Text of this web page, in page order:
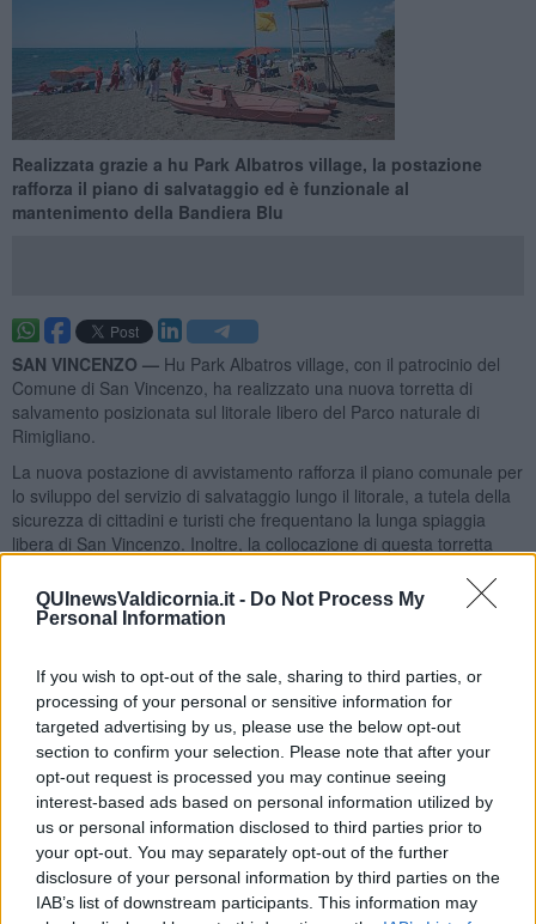
QUInewsValdicornia.it - Do Not Process My
Personal Information
If you wish to opt-out of the sale, sharing to third parties, or
processing of your personal or sensitive information for
targeted advertising by us, please use the below opt-out
section to confirm your selection. Please note that after your
opt-out request is processed you may continue seeing
interest-based ads based on personal information utilized by
us or personal information disclosed to third parties prior to
your opt-out. You may separately opt-out of the further
disclosure of your personal information by third parties on the
IAB’s list of downstream participants. This information may
Realizzata grazie a hu Park Albatros village, la postazione
rafforza il piano di salvataggio ed è funzionale al
mantenimento della Bandiera Blu
SAN VINCENZO — Hu Park Albatros village, con il patrocinio del
Comune di San Vincenzo, ha realizzato una nuova torretta di
salvamento posizionata sul litorale libero del Parco naturale di
Rimigliano.
La nuova postazione di avvistamento rafforza il piano comunale per
lo sviluppo del servizio di salvataggio lungo il litorale, a tutela della
sicurezza di cittadini e turisti che frequentano la lunga spiaggia
libera di San Vincenzo. Inoltre, la collocazione di questa torretta
anno dalla FEE (Foundation for Environmental Education) alle
località che si contraddistinguono per l’eccellenza delle acque, dei
L’inaugurazione della torretta è avvenuta nel pomeriggio alla
presenza per il Comune di San Vincenzo di Cecilia Galligani,
Assessore a Turismo, Commercio, Attività Produttive e di Alessio
Landi, Assessore a Lavori Pubblici, Spiaggia e Demanio e per hu
Park Albatros village di Marco Mainardi, Direttore della struttura.
Presente anche il luogotenente Di Mauro in rappresentanza della
Capitaneria di Porto locale. Non sono mancati i ringraziamenti del
sindaco Paolo Riccucci.